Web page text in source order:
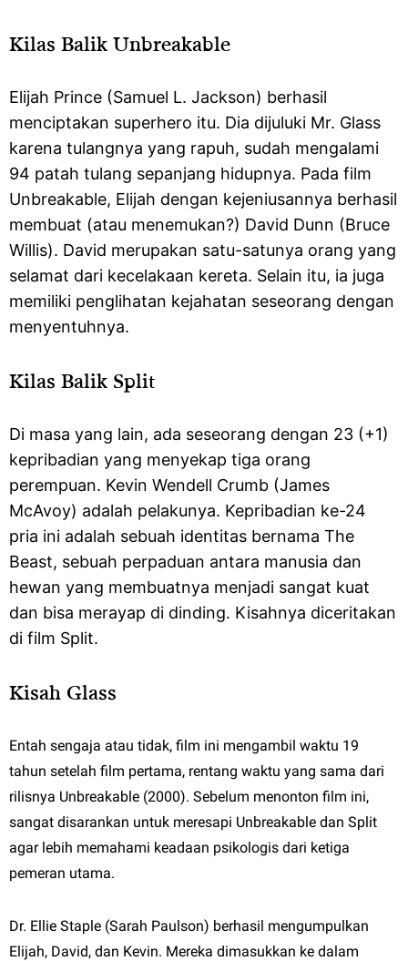
Kilas Balik Unbreakable
Elijah Prince (Samuel L. Jackson) berhasil
menciptakan superhero itu. Dia dijuluki Mr. Glass
karena tulangnya yang rapuh, sudah mengalami
94 patah tulang sepanjang hidupnya. Pada film
Unbreakable, Elijah dengan kejeniusannya berhasil
membuat (atau menemukan?) David Dunn (Bruce
Willis). David merupakan satu-satunya orang yang
selamat dari kecelakaan kereta. Selain itu, ia juga
memiliki penglihatan kejahatan seseorang dengan
menyentuhnya.
Kilas Balik Split
Di masa yang lain, ada seseorang dengan 23 (+1)
kepribadian yang menyekap tiga orang
perempuan. Kevin Wendell Crumb (James
McAvoy) adalah pelakunya. Kepribadian ke-24
pria ini adalah sebuah identitas bernama The
Beast, sebuah perpaduan antara manusia dan
hewan yang membuatnya menjadi sangat kuat
dan bisa merayap di dinding. Kisahnya diceritakan
di film Split.
Kisah Glass
Entah sengaja atau tidak, film ini mengambil waktu 19
tahun setelah film pertama, rentang waktu yang sama dari
rilisnya Unbreakable (2000). Sebelum menonton film ini,
sangat disarankan untuk meresapi Unbreakable dan Split
agar lebih memahami keadaan psikologis dari ketiga
pemeran utama.
Dr. Ellie Staple (Sarah Paulson) berhasil mengumpulkan
Elijah, David, dan Kevin. Mereka dimasukkan ke dalam